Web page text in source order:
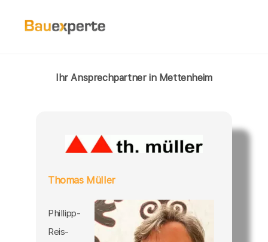
Ihr Ansprechpartner in Mettenheim
Thomas Müller
Phillipp-
Reis-